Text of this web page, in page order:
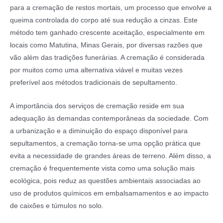
para a cremação de restos mortais, um processo que envolve a
queima controlada do corpo até sua redução a cinzas. Este
método tem ganhado crescente aceitação, especialmente em
locais como Matutina, Minas Gerais, por diversas razões que
vão além das tradições funerárias. A cremação é considerada
por muitos como uma alternativa viável e muitas vezes
preferível aos métodos tradicionais de sepultamento.
A importância dos serviços de cremação reside em sua
adequação às demandas contemporâneas da sociedade. Com
a urbanização e a diminuição do espaço disponível para
sepultamentos, a cremação torna-se uma opção prática que
evita a necessidade de grandes áreas de terreno. Além disso, a
cremação é frequentemente vista como uma solução mais
ecológica, pois reduz as questões ambientais associadas ao
uso de produtos químicos em embalsamamentos e ao impacto
de caixões e túmulos no solo.